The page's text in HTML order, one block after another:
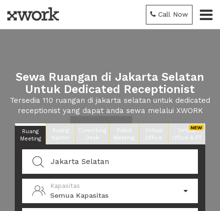
Call Now
Sewa Ruangan di Jakarta Selatan
Untuk Dedicated Receptionist
Tersedia 110 ruangan di jakarta selatan untuk dedicated
receptionist yang dapat anda sewa melalui XWORK
Ruang
Meeting
Ruang
Kantor
Coworking
Desk
Paket
Meeting
Virtual
Office
Virtual
Office & PT
Kapasitas
Semua Kapasitas